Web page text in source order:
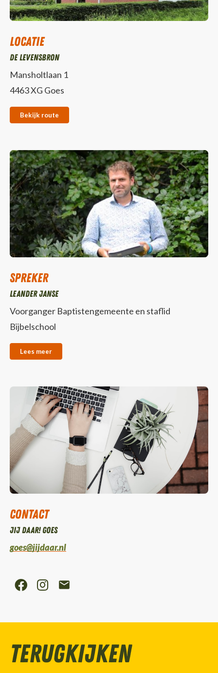
Locatie
De Levensbron
Mansholtlaan 1
4463 XG Goes
Bekijk route
Spreker
Leander Janse
Voorganger Baptistengemeente en staflid
Bijbelschool
Lees meer
Contact
Jij daar! Goes
goes@jijdaar.nl
Terugkijken